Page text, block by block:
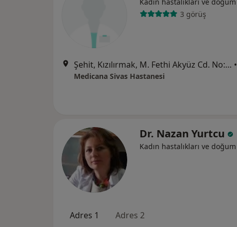
Kadın hastalıkları ve doğum
3 görüş
Şehit, Kızılırmak, M. Fethi Akyüz Cd. No: 8Merkez/Sivas, Sivas •
Medicana Sivas Hastanesi
Dr. Nazan Yurtcu
Kadın hastalıkları ve doğum
Adres 1 Adres 2